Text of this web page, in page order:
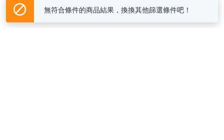
無符合條件的商品結果，換換其他篩選條件吧！